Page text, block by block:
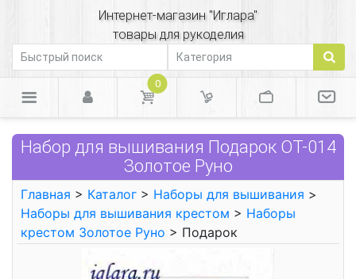
Интернет-магазин "Иглара"
товары для рукоделия
0
Набор для вышивания Подарок ОТ-014
Золотое Руно
Главная > Каталог > Наборы для вышивания >
Наборы для вышивания крестом > Наборы
крестом Золотое Руно > Подарок